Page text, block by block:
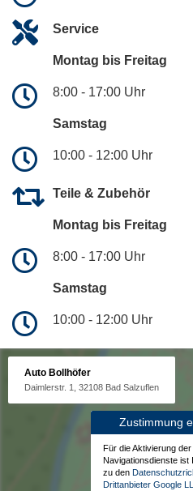
Service
Montag bis Freitag
8:00 - 17:00 Uhr
Samstag
10:00 - 12:00 Uhr
Teile & Zubehör
Montag bis Freitag
8:00 - 17:00 Uhr
Samstag
10:00 - 12:00 Uhr
Auto Bollhöfer
Daimlerstr. 1, 32108 Bad Salzuflen
Zustimmung
Für die Aktivierung
Navigationsdienste ist
zu den
Drittanbieter Google